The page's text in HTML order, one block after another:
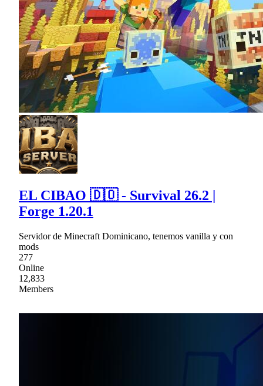
EL CIBAO 🇩🇴 - Survival 26.2 |
Forge 1.20.1
Servidor de Minecraft Dominicano, tenemos vanilla y con
mods
277
Online
12,833
Members